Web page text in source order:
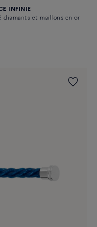
INFINIE
diamants et maillons en or